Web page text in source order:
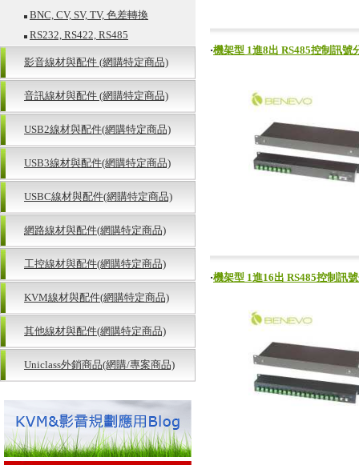
BNC, CV, SV, TV, 色差轉換
RS232, RS422, RS485
影音線材與配件 (網購特定商品)
音訊線材與配件 (網購特定商品)
USB2線材與配件(網購特定商品)
USB3線材與配件(網購特定商品)
USBC線材與配件(網購特定商品)
網路線材與配件(網購特定商品)
工控線材與配件(網購特定商品)
KVM線材與配件(網購特定商品)
其他線材與配件(網購特定商品)
Uniclass外銷商品(網購/專案商品)
‧機架型 1進8出 RS485控制訊號
‧機架型 1進16出 RS485控制訊